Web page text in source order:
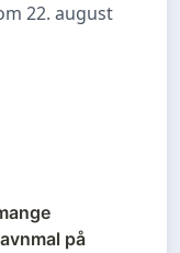
22. august
på